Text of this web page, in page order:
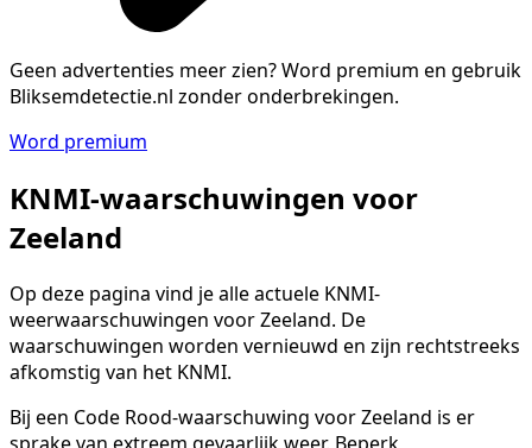
Geen advertenties meer zien?Word premium en gebruik
Bliksemdetectie.nl zonder onderbrekingen.
Word premium
KNMI-waarschuwingen voor
Zeeland
Op deze pagina vind je alle actuele KNMI-
weerwaarschuwingen voor Zeeland. De
waarschuwingen worden vernieuwd en zijn rechtstreeks
afkomstig van het KNMI.
Bij een Code Rood-waarschuwing voor Zeeland is er